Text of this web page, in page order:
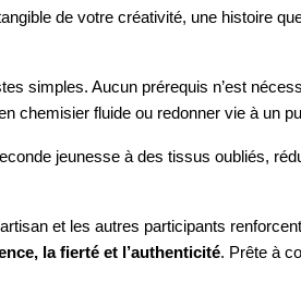
de votre créativité, une histoire
simples. Aucun prérequis n’est
chemisier fluide ou redonner vie à un
jeunesse à des tissus oubliés,
et les autres participants
la fierté et l’authenticité. Prête à